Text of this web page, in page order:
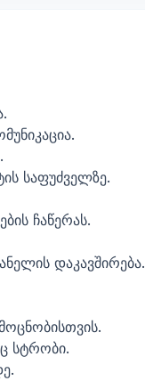
საფუძველზე.
ჩაწერას.
დაკავშირება.
სტრობი.